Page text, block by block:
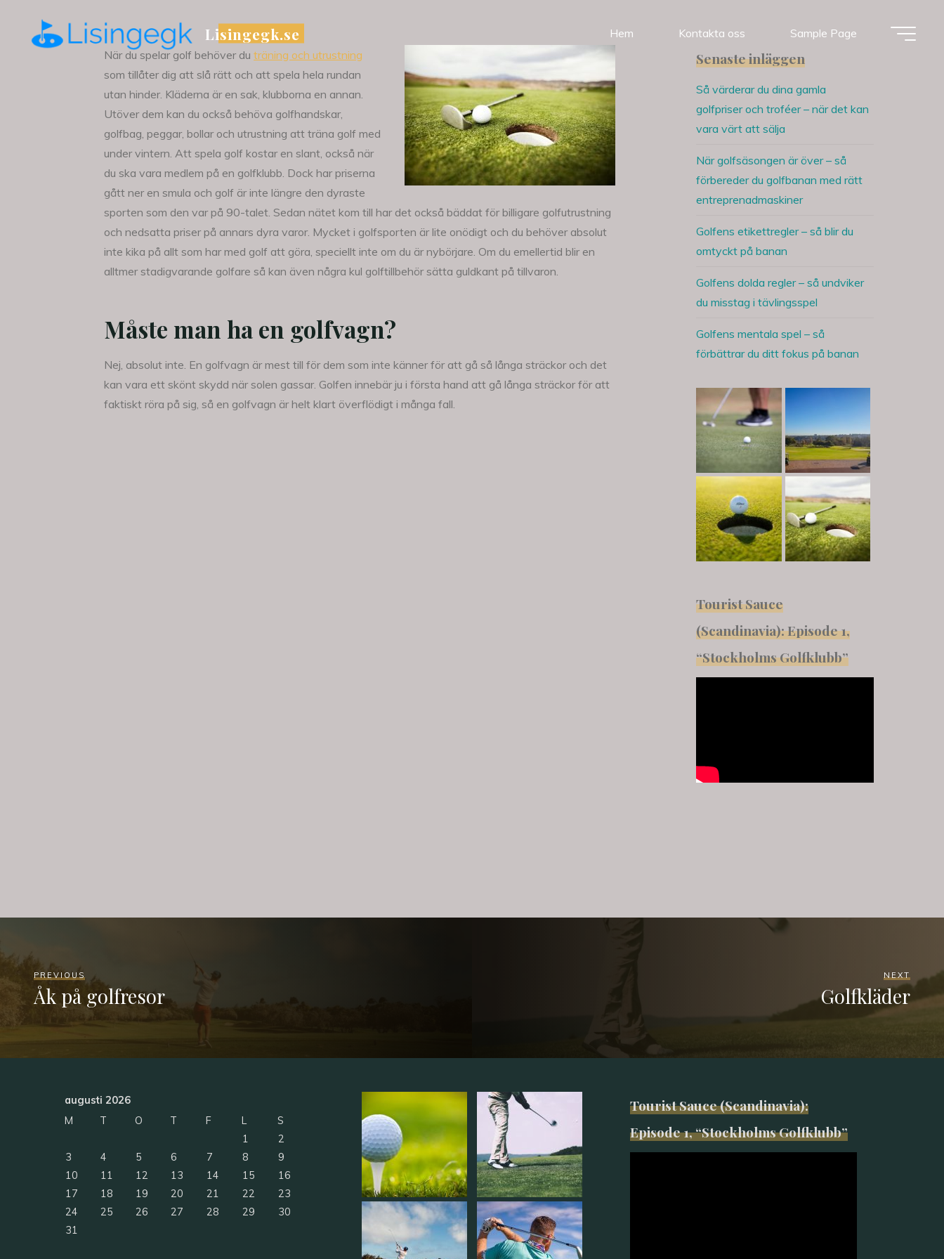
content
Lisingegk.se Hem Kontakta oss
Sample Page
När du spelar golf behöver du träning och utrustning
som tillåter dig att slå rätt och att spela hela rundan
utan hinder. Kläderna är en sak, klubborna en annan.
Utöver dem kan du också behöva golfhandskar,
golfbag, peggar, bollar och utrustning att träna golf med
under vintern. Att spela golf kostar en slant, också när
du ska vara medlem på en golfklubb. Dock har priserna
gått ner en smula och golf är inte längre den dyraste
sporten som den var på 90-talet. Sedan nätet kom till har det också bäddat för billigare golfutrustning
och nedsatta priser på annars dyra varor. Mycket i golfsporten är lite onödigt och du behöver absolut
inte kika på allt som har med golf att göra, speciellt inte om du är nybörjare. Om du emellertid blir en
alltmer stadigvarande golfare så kan även några kul golftillbehör sätta guldkant på tillvaron.
Måste man ha en golfvagn?
Nej, absolut inte. En golfvagn är mest till för dem som inte känner för att gå så långa sträckor och det
kan vara ett skönt skydd när solen gassar. Golfen innebär ju i första hand att gå långa sträckor för att
faktiskt röra på sig, så en golfvagn är helt klart överflödigt i många fall.
Senaste inläggen
Så värderar du dina gamla
golfpriser och troféer – när det kan
vara värt att sälja
När golfsäsongen är över – så
förbereder du golfbanan med rätt
entreprenadmaskiner
Golfens etikettregler – så blir du
omtyckt på banan
Golfens dolda regler – så undviker
du misstag i tävlingsspel
Golfens mentala spel – så
förbättrar du ditt fokus på banan
Tourist Sauce
(Scandinavia): Episode 1,
“Stockholms Golfklubb”
PREVIOUS
Åk på golfresor
NEXT
Golfkläder
augusti 2026
M
T O T F L
S
1
2
3
4 5 6 7 8
9
10
11 12 13 14 15
16
17
18 19 20 21 22
23
24
25 26 27 28 29
30
31
Tourist Sauce (Scandinavia):
Episode 1, “Stockholms Golfklubb”